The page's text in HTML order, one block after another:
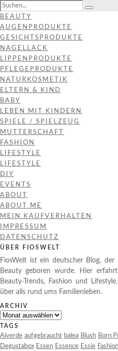
BEAUTY
AUGENPRODUKTE
GESICHTSPRODUKTE
NAGELLACK
LIPPENPRODUKTE
PFLEGEPRODUKTE
NATURKOSMETIK
ELTERN & KIND
BABY
LEBEN MIT KINDERN
SPIELE / SPIELZEUG
MUTTERSCHAFT
FASHION
LIFESTYLE
LIFESTYLE
DIY
EVENTS
ABOUT
ABOUT ME
MEIN KAUFVERHALTEN
IMPRESSUM
DATENSCHUTZ
ÜBER FIOSWELT
FiosWelt ist ein deutscher Blog,
Beauty geboren wurde. Hier
Beauty-Trends, Fashion und
über alls rund ums Familienleben.
ARCHIV
Archiv
TAGS
Alverde aufgebraucht balea Blush Born
Degustabox Essen Essence Essie Fashion